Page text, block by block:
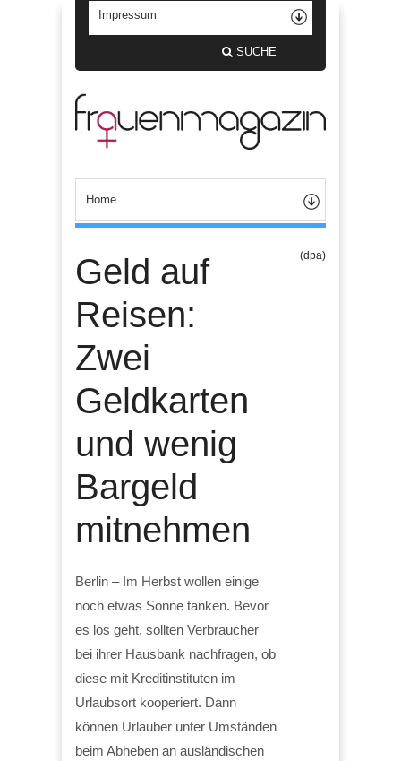
SUCHE
Geld auf
Reisen:
Zwei
Geldkarten
und wenig
Bargeld
mitnehmen
(dpa)
Berlin – Im Herbst wollen einige
noch etwas Sonne tanken. Bevor
es los geht, sollten Verbraucher
bei ihrer Hausbank nachfragen, ob
diese mit Kreditinstituten im
Urlaubsort kooperiert. Dann
können Urlauber unter Umständen
beim Abheben an ausländischen